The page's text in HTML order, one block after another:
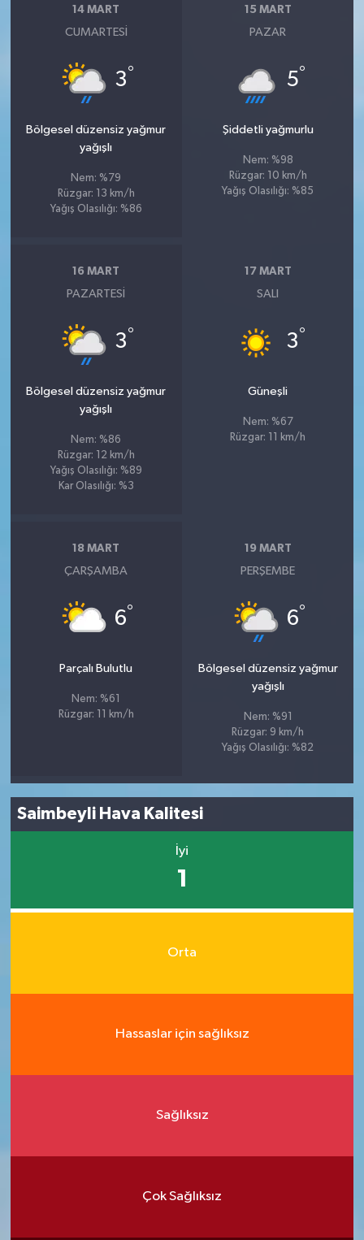
14 MART
CUMARTESI
3°
Bölgesel düzensiz yağmur
yağışlı
Nem: %79
Rüzgar: 13 km/h
Yağış Olasılığı: %86
15 MART
PAZAR
5°
Şiddetli yağmurlu
Nem: %98
Rüzgar: 10 km/h
Yağış Olasılığı: %85
16 MART
PAZARTESI
3°
Bölgesel düzensiz yağmur
yağışlı
Nem: %86
Rüzgar: 12 km/h
Yağış Olasılığı: %89
Kar Olasılığı: %3
17 MART
SALI
3°
Güneşli
Nem: %67
Rüzgar: 11 km/h
18 MART
ÇARŞAMBA
6°
Parçalı Bulutlu
Nem: %61
Rüzgar: 11 km/h
19 MART
PERŞEMBE
6°
Bölgesel düzensiz yağmur
yağışlı
Nem: %91
Rüzgar: 9 km/h
Yağış Olasılığı: %82
Saimbeyli Hava Kalitesi
İyi
1
Orta
Hassaslar için sağlıksız
Sağlıksız
Çok Sağlıksız